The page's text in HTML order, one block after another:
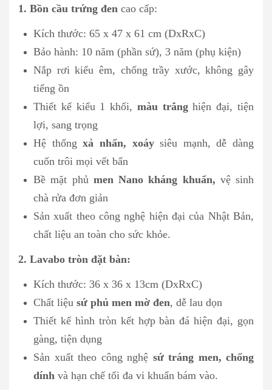
1. Bồn cầu trứng đen cao cấp:
Kích thước: 65 x 47 x 61 cm (DxRxC)
Bảo hành: 10 năm (phần sứ), 3 năm (phụ kiện)
Nắp rơi kiểu êm, chống trầy xước, không gây
tiếng ồn
Thiết kế kiểu 1 khối, màu trắnghiện đại, tiện
lợi, sang trọng
Hệ thốngxả nhấn, xoáysiêu mạnh, dễ dàng
cuốn trôi mọi vết bẩn
Bề mặt phủ men Nano kháng khuẩn, vệ sinh
chà rửa đơn giản
Sản xuất theo công nghệ hiện đại của Nhật Bản,
chất liệu an toàn cho sức khỏe.
2. Lavabo tròn đặt bàn:
Kích thước: 36 x 36 x 13cm (DxRxC)
Chất liệu sứ phủ men mờ đen, dễ lau dọn
Thiết kế hình tròn kết hợp bàn đá hiện đại, gọn
gàng, tiện dụng
Sản xuất theo công nghệ sứ tráng men, chống
dính và hạn chế tối đa vi khuẩn bám vào.